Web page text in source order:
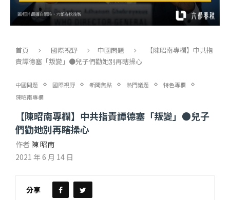
首頁 國際視野 中國問題
【陳昭南專欄】中共指
責譚德塞「叛變」●兒子們勸她別再瞎操心
中國問題 國際視野 新聞焦點 熱門議題
特色專欄
陳昭南專欄
【陳昭南專欄】中共指責譚德塞「叛變」●兒子
們勸她別再瞎操心
作者 陳 昭南
2021 年 6 月 14 日
分享